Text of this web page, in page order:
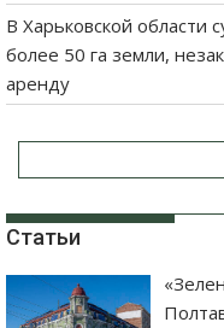
В Харьковской области
более 50 га земли,
аренду
Статьи